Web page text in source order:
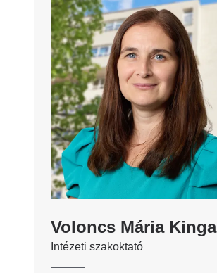
Voloncs Mária Kinga
Intézeti szakoktató